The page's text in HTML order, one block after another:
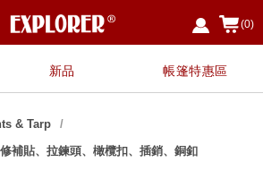
(0)
新品 帳篷特惠區
& Tarp
補貼、拉鍊頭、橄欖扣、插銷、銅釦